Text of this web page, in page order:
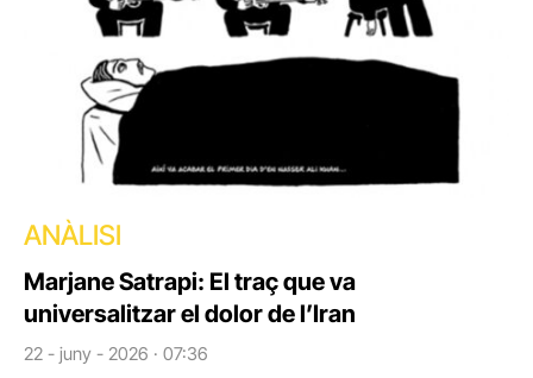
ANÀLISI
Marjane Satrapi: El traç que va
universalitzar el dolor de l’Iran
22 - juny - 2026 · 07:36